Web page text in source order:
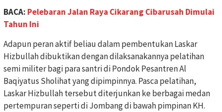
BACA: Pelebaran Jalan Raya Cikarang Cibarusah Dimulai
Tahun Ini
Adapun peran aktif beliau dalam pembentukan Laskar
Hizbullah dibuktikan dengan dilaksanakannya pelatihan
semi militer bagi para santri di Pondok Pesantren Al
Baqiyatus Sholihat yang dipimpinnya. Pasca pelatihan,
Laskar Hizbullah tersebut diterjunkan ke berbagai medan
pertempuran seperti di Jombang di bawah pimpinan KH.